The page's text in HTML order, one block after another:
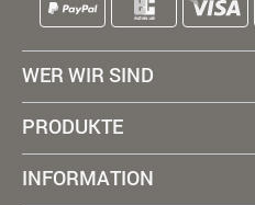
WER WIR SIND
PRODUKTE
INFORMATION